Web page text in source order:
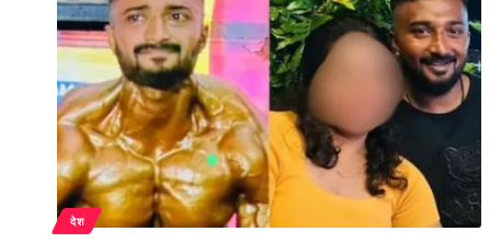
देश